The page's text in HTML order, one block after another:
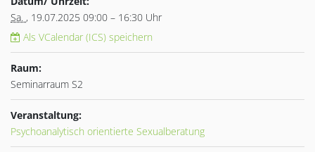
Sa. , 19.07.2025 09:00 – 16:30 Uhr
Als VCalendar (ICS) speichern
Raum:
Seminarraum S2
Veranstaltung:
Psychoanalytisch orientierte Sexualberatung